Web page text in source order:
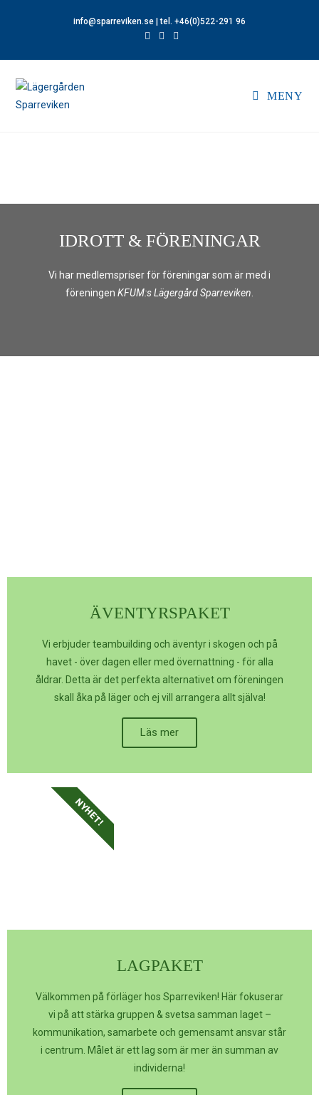
info@sparreviken.se | tel. +46(0)522-291 96
MENY
IDROTT & FÖRENINGAR
Vi har medlemspriser för föreningar som är med i
föreningen KFUM:s Lägergård Sparreviken
ÄVENTYRSPAKET
Vi erbjuder teambuilding och äventyr i skogen och på
havet - över dagen eller med övernattning - för alla
åldrar. Detta är det perfekta alternativet om föreningen
skall åka på läger och ej vill arrangera allt själva!
Läs mer
LAGPAKET
Välkommen på förläger hos Sparreviken! Här fokuserar
vi på att stärka gruppen & svetsa samman laget –
kommunikation, samarbete och gemensamt ansvar står
i centrum. Målet är ett lag som är mer än summan av
individerna!
NYHET!